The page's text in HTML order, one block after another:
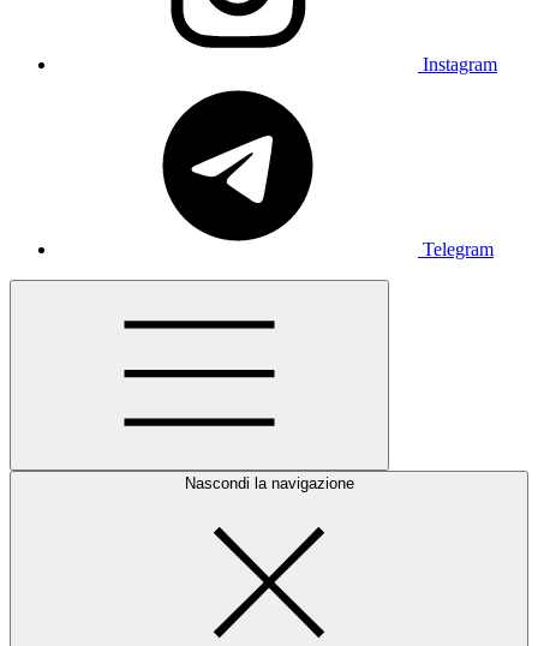
Instagram
Telegram
Nascondi la navigazione